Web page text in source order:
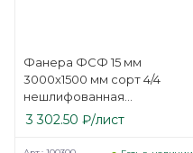
Фанера ФСФ 15 мм
3000х1500 мм сорт 4/4
нешлифованная
березовая
3 302.50 ₽/лист